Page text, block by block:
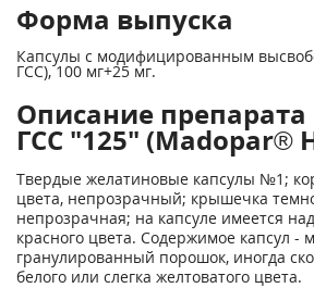
Форма выпуска
Капсулы с модифицированным
ГСС), 100 мг+25 мг.
Описание
ГСС "125" (Madopar®
Твердые желатиновые капсулы №1;
цвета, непрозрачный; крышечка
непрозрачная; на капсуле имеется
красного цвета. Содержимое капсул -
гранулированный порошок, иногда
белого или слегка желтоватого цвета.